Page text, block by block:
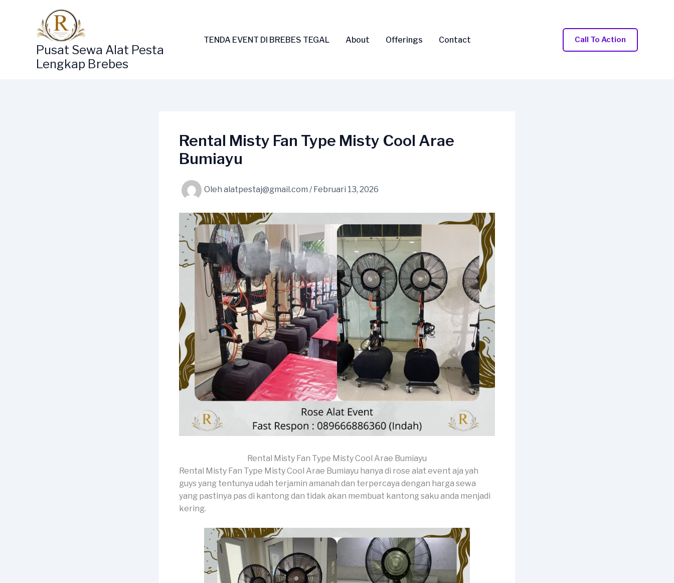
Pusat Sewa Alat Pesta
Lengkap Brebes
TENDA EVENT DI BREBES TEGAL About Offerings Contact Call To Action
Rental Misty Fan Type Misty Cool Arae
Bumiayu
Oleh alatpestaj@gmail.com / Februari 13, 2026
Rental Misty Fan Type Misty Cool Arae Bumiayu
Rental Misty Fan Type Misty Cool Arae Bumiayu hanya di rose alat event aja yah
guys yang tentunya udah terjamin amanah dan terpercaya dengan harga sewa
yang pastinya pas di kantong dan tidak akan membuat kantong saku anda menjadi
kering.